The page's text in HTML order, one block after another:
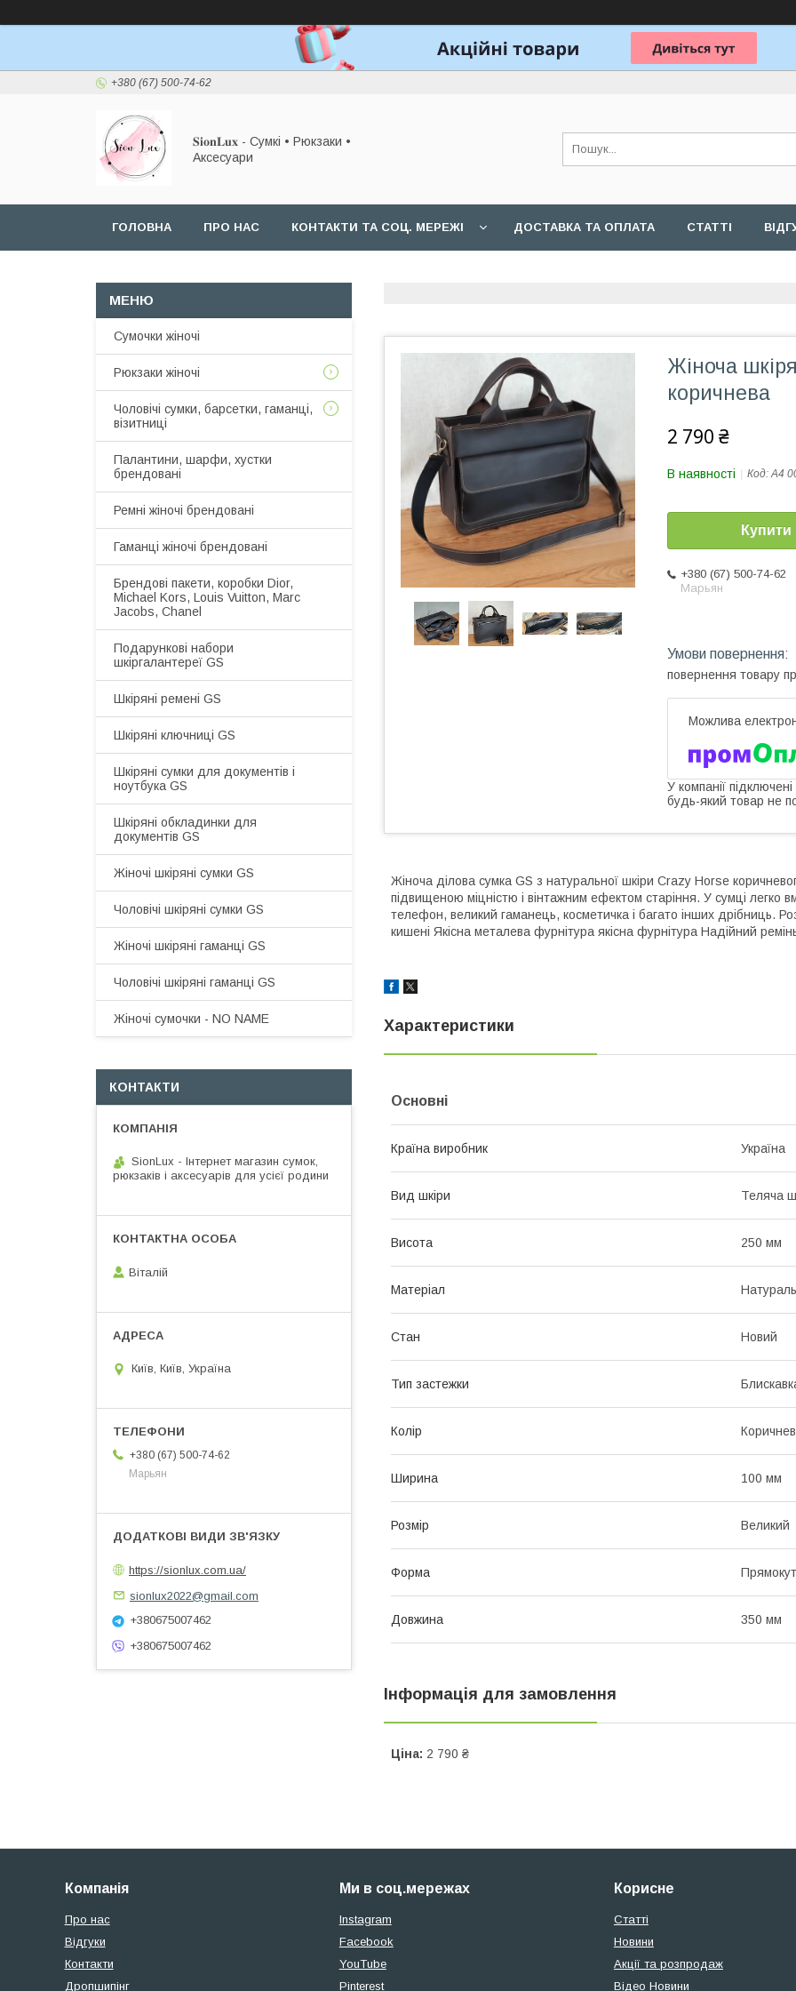
+380 (67) 500-74-62
𝐒𝐢𝐨𝐧𝐋𝐮𝐱 - Сумкі • Рюкзаки •
Аксесуари
ГОЛОВНА ПРО НАС КОНТАКТИ ТА СОЦ. МЕРЕЖІ ДОСТАВКА ТА ОПЛАТА СТАТТІ
Жіноча
коричнева
2 790 ₴
В наявності Код:А4
Купити
+380 (67) 500-74-62
Марьян
повернення товару
У компанії
будь-який товар не
Жіноча ділова сумка GS з натуральної шкіри Crazy Horse
підвищеною міцністю і вінтажним ефектом старіння. У сумці
телефон, великий гаманець, косметичка і багато інших дрібниць.
кишені Якісна металева фурнітура якісна фурнітура Надійний
Характеристики
Основні
Країна виробник Україна
Вид шкіри Теляча
Висота 250 мм
Матеріал
Стан Новий
Тип застежки
Колір
Ширина 100 мм
Розмір Великий
Форма
Довжина 350 мм
Інформація для замовлення
Ціна: 2 790 ₴
Сумочки жіночі
Рюкзаки жіночі
Чоловічі сумки, барсетки, гаманці,
візитниці
Палантини, шарфи, хустки
брендовані
Ремні жіночі брендовані
Гаманці жіночі брендовані
Брендові пакети, коробки Dior,
Michael Kors, Louis Vuitton, Marc
Jacobs, Chanel
Подарункові набори
шкіргалантереї GS
Шкіряні ремені GS
Шкіряні ключниці GS
Шкіряні сумки для документів і
ноутбука GS
Шкіряні обкладинки для
документів GS
Жіночі шкіряні сумки GS
Чоловічі шкіряні сумки GS
Жіночі шкіряні гаманці GS
Чоловічі шкіряні гаманці GS
Жіночі сумочки - NO NAME
КОНТАКТИ
SionLux - Інтернет магазин сумок,
рюкзаків і аксесуарів для усієї родини
Віталій
Київ, Київ, Україна
+380 (67) 500-74-62
Марьян
https://sionlux.com.ua/
sionlux2022@gmail.com
+380675007462
+380675007462
Компанія
Про нас
Відгуки
Контакти
Дропшипінг
Ми в соц.мережах
Instagram
Facebook
YouTube
Pinterest
Корисне
Статті
Новини
Акції та розпродаж
Відео Новини